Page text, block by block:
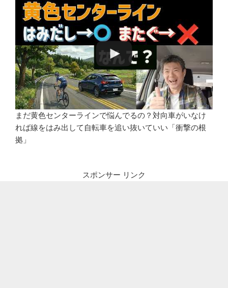
まだ黄色センターラインで悩んでるの？対向車がいなけ
れば線をはみ出して自転車を追い抜いていい「衝撃の根
拠」
スポンサー リンク